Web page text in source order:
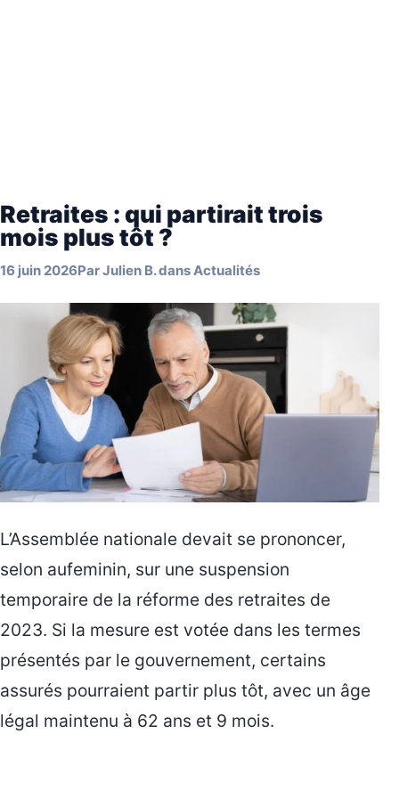
Retraites : qui partirait trois
mois plus tôt ?
16 juin 2026ParJulien B.dansActualités
L’Assemblée nationale devait se prononcer,
selon aufeminin, sur une suspension
temporaire de la réforme des retraites de
2023. Si la mesure est votée dans les termes
présentés par le gouvernement, certains
assurés pourraient partir plus tôt, avec un âge
légal maintenu à 62 ans et 9 mois.